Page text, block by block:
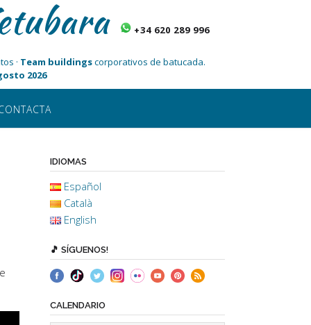
+34 620 289 996
· Team buildingscorporativos de batucada.
2026
IDIOMAS
Español
Català
English
🎵 SÍGUENOS!
CALENDARIO